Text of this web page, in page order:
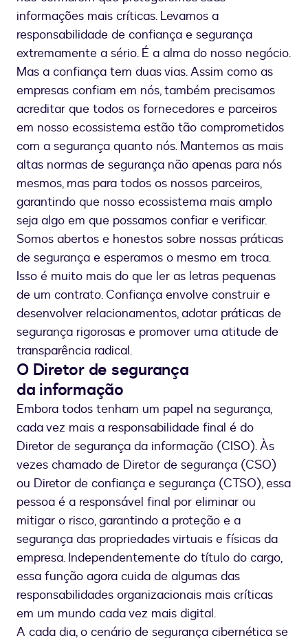
informações mais críticas. Levamos a
responsabilidade de confiança e segurança
extremamente a sério. É a alma do nosso negócio.
Mas a confiança tem duas vias. Assim como as
empresas confiam em nós, também precisamos
acreditar que todos os fornecedores e parceiros
em nosso ecossistema estão tão comprometidos
com a segurança quanto nós. Mantemos as mais
altas normas de segurança não apenas para nós
mesmos, mas para todos os nossos parceiros,
garantindo que nosso ecossistema mais amplo
seja algo em que possamos confiar e verificar.
Somos abertos e honestos sobre nossas práticas
de segurança e esperamos o mesmo em troca.
Isso é muito mais do que ler as letras pequenas
de um contrato. Confiança envolve construir e
desenvolver relacionamentos, adotar práticas de
segurança rigorosas e promover uma atitude de
transparência radical.
O Diretor de segurança
da informação
Embora todos tenham um papel na segurança,
cada vez mais a responsabilidade final é do
Diretor de segurança da informação (CISO). Às
vezes chamado de Diretor de segurança (CSO)
ou Diretor de confiança e segurança (CTSO), essa
pessoa é a responsável final por eliminar ou
mitigar o risco, garantindo a proteção e a
segurança das propriedades virtuais e físicas da
empresa. Independentemente do título do cargo,
essa função agora cuida de algumas das
responsabilidades organizacionais mais críticas
em um mundo cada vez mais digital.
A cada dia, o cenário de segurança cibernética se